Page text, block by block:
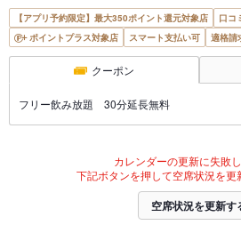
【アプリ予約限定】最大350ポイント還元対象店
口コ
ポイントプラス対象店
スマート支払い可 適格請
クーポン
フリー飲み放題 30分延長無料
カレンダーの更新に失敗し
下記ボタンを押して空席状況を更
空席状況を更新す